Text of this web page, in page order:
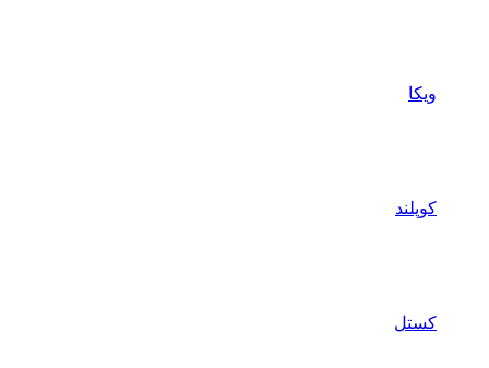
ویکا
کوپلند
کستل